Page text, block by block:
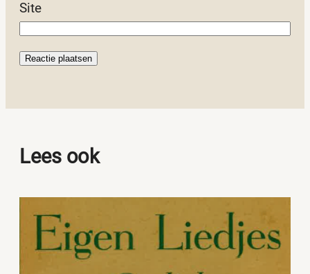
Site
Lees ook